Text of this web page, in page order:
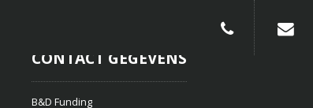
010-
CONTACT GEGEVENS
B&D Funding